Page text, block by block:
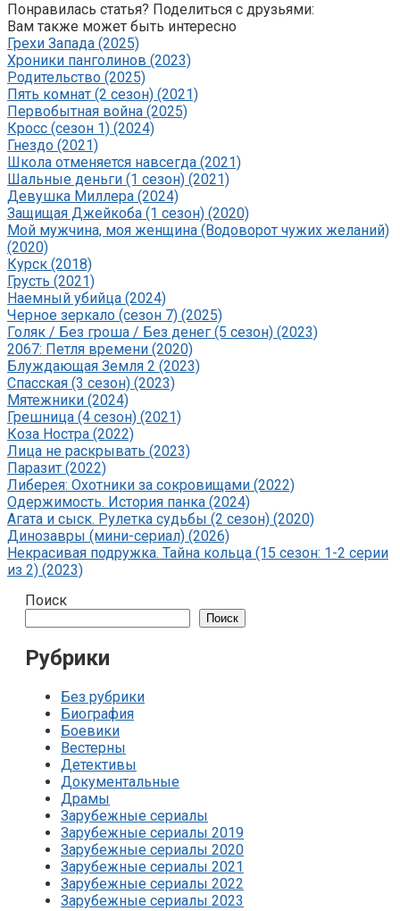
Понравилась статья? Поделиться с друзьями:
Вам также может быть интересно
Грехи Запада (2025)
Хроники панголинов (2023)
Родительство (2025)
Пять комнат (2 сезон) (2021)
Первобытная война (2025)
Кросс (сезон 1) (2024)
Гнездо (2021)
Школа отменяется навсегда (2021)
Шальные деньги (1 сезон) (2021)
Девушка Миллера (2024)
Защищая Джейкоба (1 сезон) (2020)
Мой мужчина, моя женщина (Водоворот чужих желаний)
(2020)
Курск (2018)
Грусть (2021)
Наемный убийца (2024)
Черное зеркало (сезон 7) (2025)
Голяк / Без гроша / Без денег (5 сезон) (2023)
2067: Петля времени (2020)
Блуждающая Земля 2 (2023)
Спасская (3 сезон) (2023)
Мятежники (2024)
Грешница (4 сезон) (2021)
Коза Ностра (2022)
Лица не раскрывать (2023)
Паразит (2022)
Либерея: Охотники за сокровищами (2022)
Одержимость. История панка (2024)
Агата и сыск. Рулетка судьбы (2 сезон) (2020)
Динозавры (мини-сериал) (2026)
Некрасивая подружка. Тайна кольца (15 сезон: 1-2 серии
из 2) (2023)
Поиск
Поиск
Рубрики
Без рубрики
Биография
Боевики
Вестерны
Детективы
Документальные
Драмы
Зарубежные сериалы
Зарубежные сериалы 2019
Зарубежные сериалы 2020
Зарубежные сериалы 2021
Зарубежные сериалы 2022
Зарубежные сериалы 2023